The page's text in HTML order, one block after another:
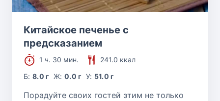
Китайское печенье с
предсказанием
1 ч. 30 мин.
241.0 ккал
Б:8.0 г Ж: 0.0 г У: 51.0 г
Порадуйте своих гостей этим не только